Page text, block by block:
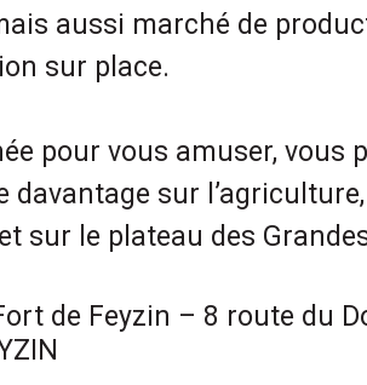
aussi marché de
sur place.
pour vous amuser, vous
davantage sur
sur le plateau des
de Feyzin – 8 route du